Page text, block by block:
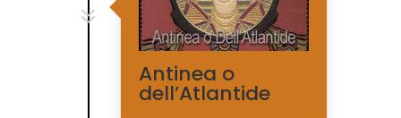
7
Antinea o
dell’Atlantide